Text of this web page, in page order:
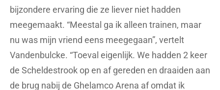
bijzondere ervaring die ze liever niet hadden
meegemaakt. “Meestal ga ik alleen trainen, maar
nu was mijn vriend eens meegegaan”, vertelt
Vandenbulcke. “Toeval eigenlijk. We hadden 2 keer
de Scheldestrook op en af gereden en draaiden aan
de brug nabij de Ghelamco Arena af omdat ik